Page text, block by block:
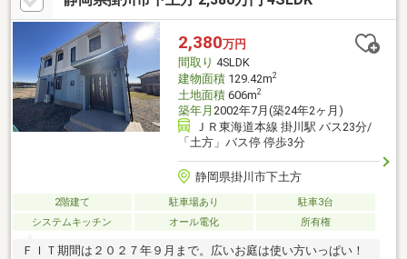
2,380万円
間取り 4SLDK
建物面積129.42m2
土地面積606m2
築年月 2002年7月(築24年2ヶ月)
ＪＲ東海道本線 掛川駅 バス23分/
「土方」バス停 停歩3分
静岡県掛川市下土方
2階建て 駐車場あり
駐車3台
システムキッチン
オール電化 所有権
ＦＩＴ期間は２０２７年９月まで。広いお庭は使い方いっぱい！